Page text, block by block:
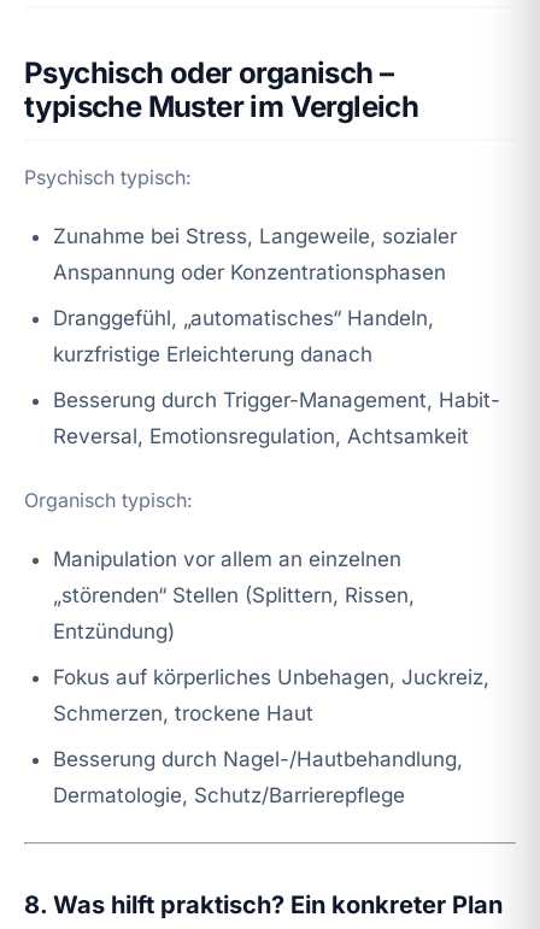
Psychisch oder organisch –
typische Muster im Vergleich
Psychisch typisch:
Zunahme bei Stress, Langeweile, sozialer
Anspannung oder Konzentrationsphasen
Dranggefühl, „automatisches“ Handeln,
kurzfristige Erleichterung danach
Besserung durch Trigger-Management, Habit-
Reversal, Emotionsregulation, Achtsamkeit
Organisch typisch:
Manipulation vor allem an einzelnen
„störenden“ Stellen (Splittern, Rissen,
Entzündung)
Fokus auf körperliches Unbehagen, Juckreiz,
Schmerzen, trockene Haut
Besserung durch Nagel-/Hautbehandlung,
Dermatologie, Schutz/Barrierepflege
8. Was hilft praktisch? Ein konkreter Plan